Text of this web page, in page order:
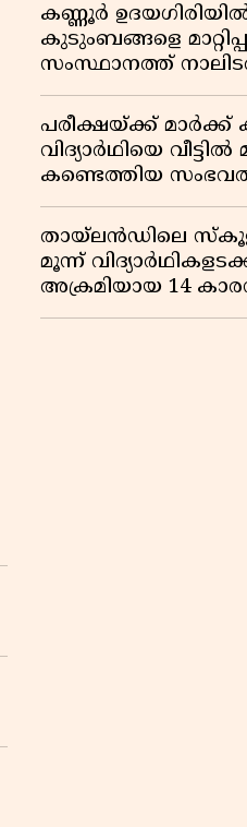
കണ്ണൂർ
കുടുംബങ്ങളെ
സംസ്ഥാനത്ത്
ജാഗ്രത
പരീക്ഷയ്ക്ക്
വിദ്യാർഥിയെ വീട്ടിൽ
കണ്ടെത്തിയ
അധ്യാപികക്കെതിരെ
തായ്‌ലൻഡിലെ
മൂന്ന്
അക്രമിയായ 14
മരിച്ചനിലയിൽ